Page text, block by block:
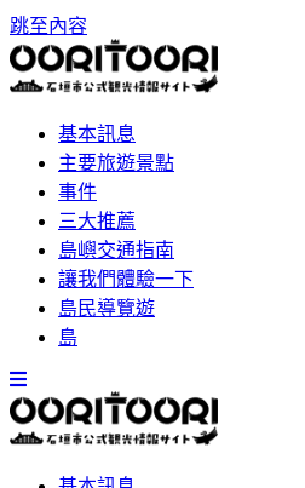
跳至內容
基本訊息
主要旅遊景點
事件
三大推薦
島嶼交通指南
讓我們體驗一下
島民導覽遊
島